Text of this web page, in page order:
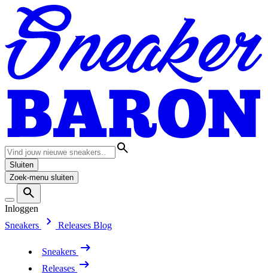
Sluiten
Zoek-menu sluiten
Inloggen
Sneakers
Releases Blog
Sneakers
Releases